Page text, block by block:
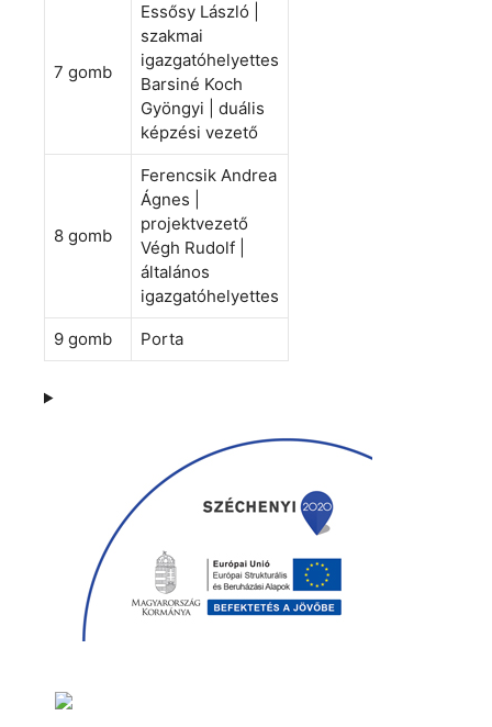
7 gomb
Essősy László |
szakmai
igazgatóhelyettes
Barsiné Koch
Gyöngyi | duális
képzési vezető
8 gomb
Ferencsik Andrea
Ágnes |
projektvezető
Végh Rudolf |
általános
igazgatóhelyettes
9 gomb Porta